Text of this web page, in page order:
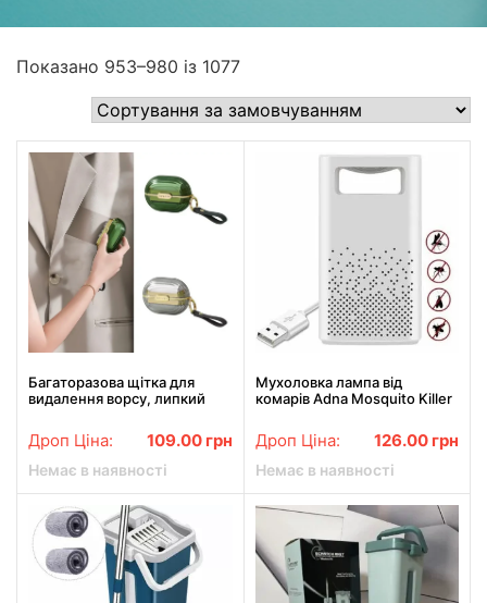
Показано 953–980 із 1077
Багаторазова щітка для
видалення ворсу, липкий
Дроп Ціна: 109.00 грн
Немає в наявності
Мухоловка лампа від
комарів Adna Mosquito Killer
безшумний портативний
фуміґатор
Дроп Ціна: 126.00 грн
Немає в наявності